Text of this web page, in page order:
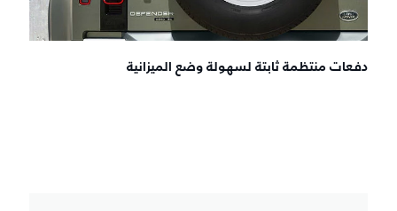
دفعات منتظمة ثابتة لسهولة وضع الميزانية